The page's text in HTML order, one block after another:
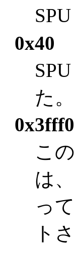
0x40
た。
こ
は
っ
ト